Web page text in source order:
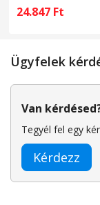
hangulatvilágítás,
érintőképernyő,
kikapcsolás,
csendes, fehér
24.847 Ft
Ügyfelek
Van
Tegyél fel egy
Kérdezz